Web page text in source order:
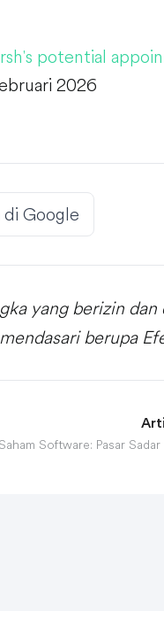
potential
2026
di Google
yang berizin
berupa